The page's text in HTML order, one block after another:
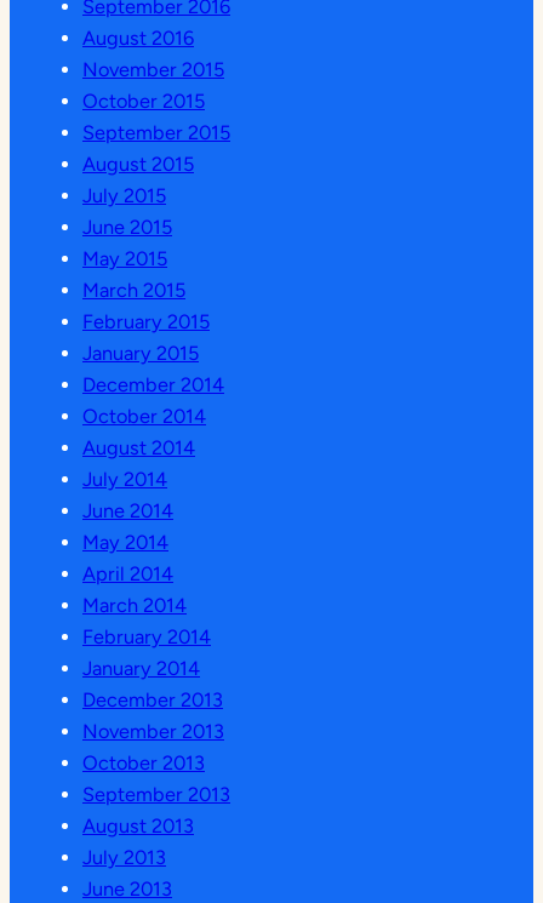
September 2016
August 2016
November 2015
October 2015
September 2015
August 2015
July 2015
June 2015
May 2015
March 2015
February 2015
January 2015
December 2014
October 2014
August 2014
July 2014
June 2014
May 2014
April 2014
March 2014
February 2014
January 2014
December 2013
November 2013
October 2013
September 2013
August 2013
July 2013
June 2013